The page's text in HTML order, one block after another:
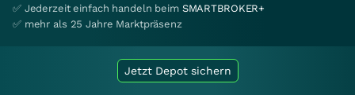
✅ Jederzeit einfach handeln beim SMARTBROKER+
✅ mehr als 25 Jahre Marktpräsenz
Jetzt Depot sichern